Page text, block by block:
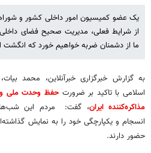
یک عضو کمیسیون امور داخلی کشور و
از شرایط فعلی، مدیریت صحیح فضای
ما از دشمنان ضربه خواهیم خورد که انگشت
به گزارش خبرگزاری خبرآنلاین، محمد
اسلامی با تاکید بر ضرورت حفظ وحدت ملی و
مذاکره‌کننده ایران، گفت: مردم این شب‌ها
انسجام و یکپارچگی خود را به نمایش
حضور دارند.